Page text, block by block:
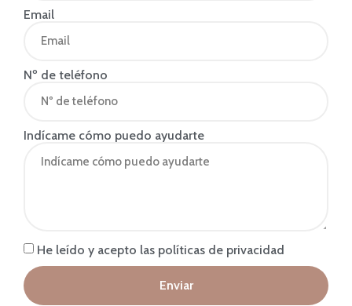
Email
Nº de teléfono
Indícame cómo puedo ayudarte
He leído y acepto las políticas de privacidad
Enviar